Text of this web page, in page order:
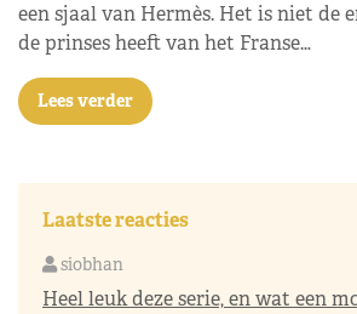
een sjaal van Hermès. Het is niet de
de prinses heeft van het Franse…
Lees verder
Laatste reacties
siobhan
Heel leuk deze serie, en wat een